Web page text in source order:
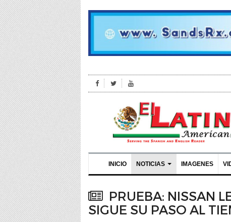
INICIO NOTICIAS IMAGENES
PRUEBA: NISSAN
SIGUE SU PASO AL